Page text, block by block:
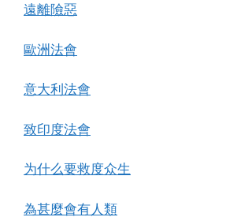
遠離險惡
歐洲法會
意大利法會
致印度法會
为什么要救度众生
為甚麼會有人類